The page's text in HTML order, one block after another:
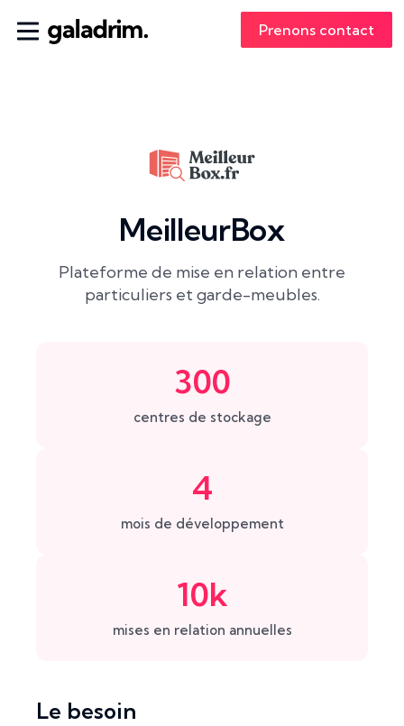
Prenons contact
MeilleurBox
Plateforme de mise en relation entre
particuliers et garde-meubles.
300
centres de stockage
4
mois de développement
10k
mises en relation annuelles
Le besoin